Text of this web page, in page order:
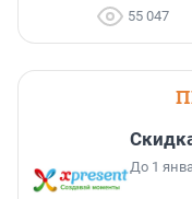
55 047
До 1